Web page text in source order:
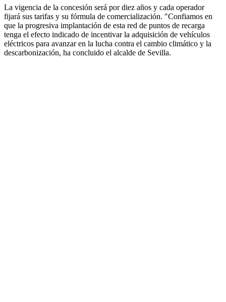
La vigencia de la concesión será por diez años y cada operador
fijará sus tarifas y su fórmula de comercialización. "Confiamos en
que la progresiva implantación de esta red de puntos de recarga
tenga el efecto indicado de incentivar la adquisición de vehículos
eléctricos para avanzar en la lucha contra el cambio climático y la
descarbonización, ha concluido el alcalde de Sevilla.